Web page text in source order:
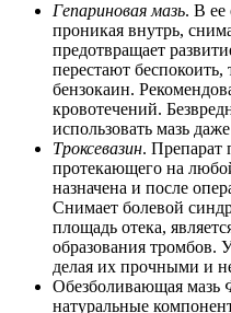
Гепариновая мазь. В ее
проникая внутрь,
предотвращает
перестают беспокоить,
бензокаин.
кровотечений.
использовать мазь
Троксевазин. Препарат
протекающего на
назначена и после
Снимает болевой
площадь отека,
образования тромбов.
делая их прочными и
Обезболивающая мазь
натуральные